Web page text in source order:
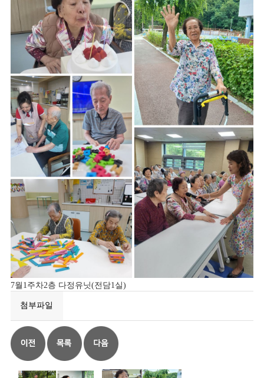
7월1주차2층 다정유닛(전담1실)
첨부파일